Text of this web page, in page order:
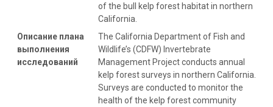
of the bull kelp forest habitat in northern
California.
Описание плана
выполнения
исследований
The California Department of Fish and
Wildlife’s (CDFW) Invertebrate
Management Project conducts annual
kelp forest surveys in northern California.
Surveys are conducted to monitor the
health of the kelp forest community